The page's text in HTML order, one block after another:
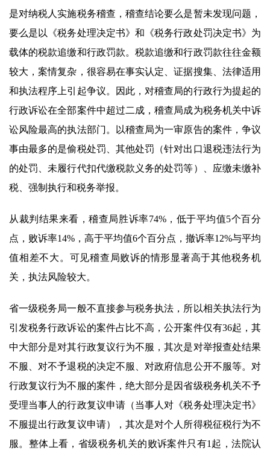
是对纳税人实施税务稽查，稽查结论要么是暂未发现问题，
要么是以《税务处理决定书》和《税务行政处罚决定书》为
载体的税款追缴和行政罚款。税款追缴和行政罚款往往金额
较大，案情复杂，很容易在事实认定、证据搜集、法律适用
和执法程序上引起争议。因此，对稽查局的行政行为提起的
行政诉讼在全部案件中超过二成，稽查局成为税务机关中诉
讼风险最高的执法部门。以稽查局为一审原告的案件，争议
事由最多的是偷税处罚、其他处罚（针对出口退税违法行为
的处罚、未履行代扣代缴税款义务的处罚等）、应缴未缴补
税、强制执行和税务举报。
从裁判结果来看，稽查局胜诉率74%，低于平均值5个百分
点，败诉率14%，高于平均值6个百分点，撤诉率12%与平均
值相差不大。可见稽查局败诉的情形显著高于其他税务机
关，执法风险较大。
省一级税务局一般不直接参与税务执法，所以相关执法行为
引发税务行政诉讼的案件占比不高，公开案件仅有36起，其
中大部分是对其行政复议行为不服，其次是对举报查处结果
不服、对不予退税的决定不服、对政府信息公开不服等。对
行政复议行为不服的案件，绝大部分是因省级税务机关不予
受理当事人的行政复议申请（当事人对《税务处理决定书》
不服提出行政复议申请），其次是对个人所得税征税行为不
服。整体上看，省级税务机关的败诉案件只有1起，法院认